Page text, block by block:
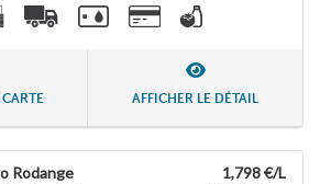
AFFICHER LE DÉTAIL
Rodange
1,798 €/L